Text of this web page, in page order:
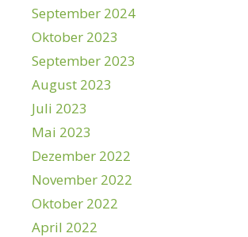
September 2024
Oktober 2023
September 2023
August 2023
Juli 2023
Mai 2023
Dezember 2022
November 2022
Oktober 2022
April 2022